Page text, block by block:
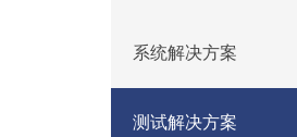
系统解决方案
测试解决方案